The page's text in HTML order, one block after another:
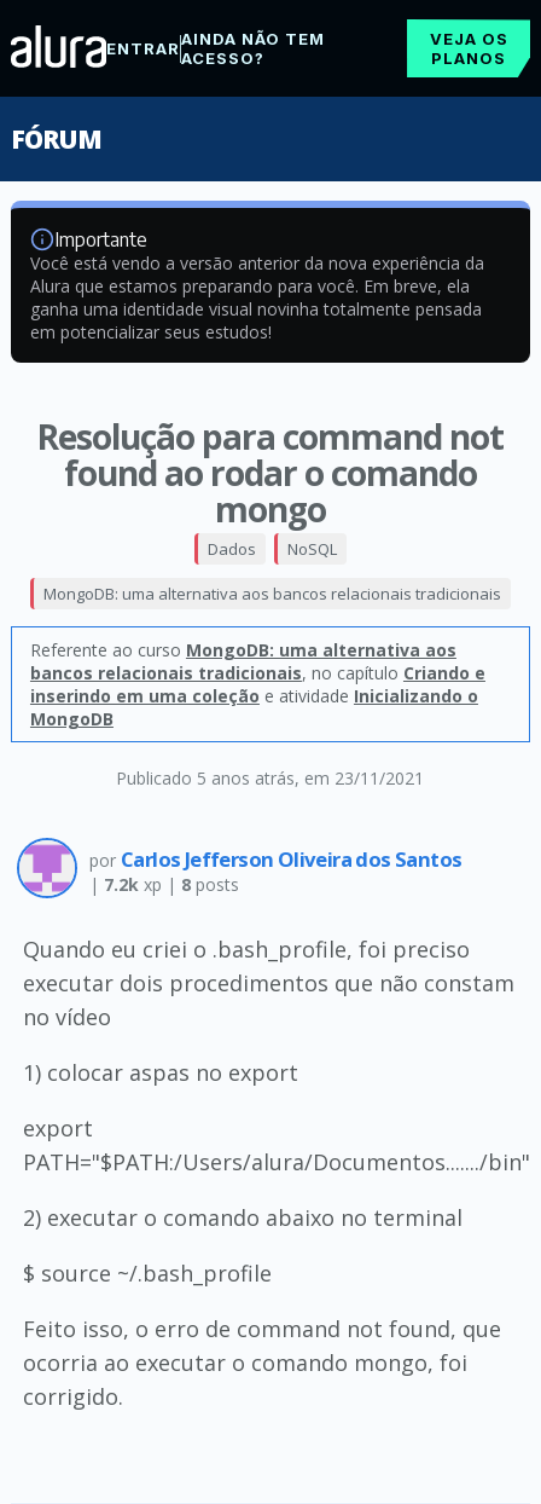
ENTRARAINDA NÃO TEM
ACESSO?
VEJA OS
PLANOS
FÓRUM
Importante
Você está vendo a versão anterior da nova experiência da
Alura que estamos preparando para você. Em breve, ela
ganha uma identidade visual novinha totalmente pensada
em potencializar seus estudos!
Resolução para command not
found ao rodar o comando
mongo
Publicado 5 anos atrás, em 23/11/2021
Dados NoSQL
MongoDB: uma alternativa aos bancos relacionais tradicionais
Referente ao curso MongoDB: uma alternativa aos
bancos relacionais tradicionais, no capítulo Criando e
inserindo em uma coleção e atividade Inicializando o
MongoDB
por Carlos Jefferson Oliveira dos Santos
| 7.2kxp | 8posts
Quando eu criei o .bash_profile, foi preciso
executar dois procedimentos que não constam
no vídeo
1) colocar aspas no export
export
PATH="$PATH:/Users/alura/Documentos......./bin"
2) executar o comando abaixo no terminal
$ source ~/.bash_profile
Feito isso, o erro de command not found, que
ocorria ao executar o comando mongo, foi
corrigido.